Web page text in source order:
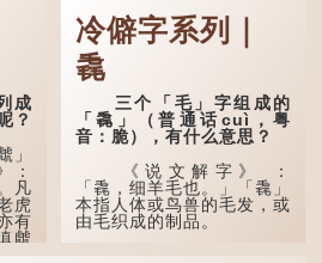
成
？
」
：
凡
虎
有
虤
讥
冷僻字系列｜
毳
三个「毛」字组成的
「毳」（普通话cuì，粤
音：脆），有什么意思？
《说文解字》 ：
「毳，细羊毛也。」「毳」
本指人体或鸟兽的毛发，或
由毛织成的制品。
人体表面，例如手臂等